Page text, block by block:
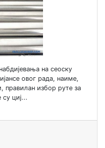
на сеоску
овог рада, наиме,
правилан избор руте за
су циј...